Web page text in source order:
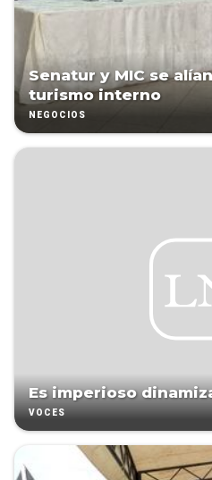
Senatur y MIC se
turismo interno
NEGOCIOS
Es imperioso
VOCES